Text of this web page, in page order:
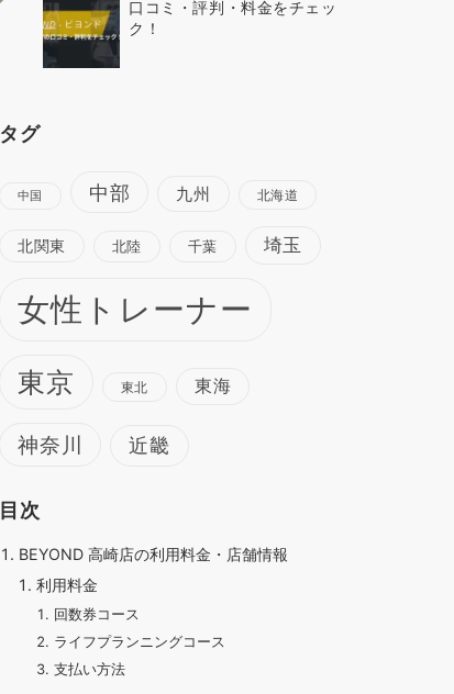
口コミ・評判・料金をチェッ
ク！
タグ
中国 中部 九州 北海道
北関東 北陸 千葉 埼玉
女性トレーナー
東京 東北 東海
神奈川 近畿
目次
BEYOND 高崎店の利用料金・店舗情報
利用料金
回数券コース
ライフプランニングコース
支払い方法